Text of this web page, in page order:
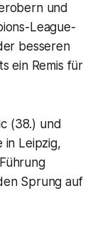
und
League-
besseren
ein Remis für
(38.) und
in Leipzig,
Sprung auf